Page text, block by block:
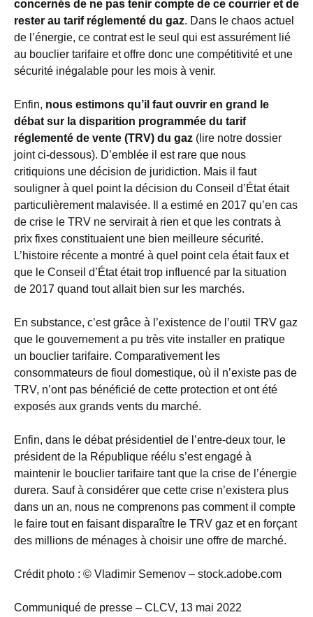
concernés de ne pas tenir compte de ce courrier et de
rester au tarif réglementé du gaz. Dans le chaos actuel
de l’énergie, ce contrat est le seul qui est assurément lié
au bouclier tarifaire et offre donc une compétitivité et une
sécurité inégalable pour les mois à venir.
Enfin, nous estimons qu’il faut ouvrir en grand le
débat sur la disparition programmée du tarif
réglementé de vente (TRV) du gaz (lire notre dossier
joint ci-dessous). D’emblée il est rare que nous
critiquions une décision de juridiction. Mais il faut
souligner à quel point la décision du Conseil d’État était
particulièrement malavisée. Il a estimé en 2017 qu’en cas
de crise le TRV ne servirait à rien et que les contrats à
prix fixes constituaient une bien meilleure sécurité.
L’histoire récente a montré à quel point cela était faux et
que le Conseil d’État était trop influencé par la situation
de 2017 quand tout allait bien sur les marchés.
En substance, c’est grâce à l’existence de l’outil TRV gaz
que le gouvernement a pu très vite installer en pratique
un bouclier tarifaire. Comparativement les
consommateurs de fioul domestique, où il n’existe pas de
TRV, n’ont pas bénéficié de cette protection et ont été
exposés aux grands vents du marché.
Enfin, dans le débat présidentiel de l’entre-deux tour, le
président de la République réélu s’est engagé à
maintenir le bouclier tarifaire tant que la crise de l’énergie
durera. Sauf à considérer que cette crise n’existera plus
dans un an, nous ne comprenons pas comment il compte
le faire tout en faisant disparaître le TRV gaz et en forçant
des millions de ménages à choisir une offre de marché.
Crédit photo : © Vladimir Semenov – stock.adobe.com
Communiqué de presse – CLCV, 13 mai 2022